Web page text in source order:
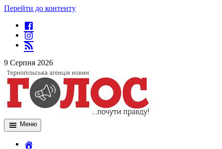
Перейти до контенту
9 Серпня 2026
Меню